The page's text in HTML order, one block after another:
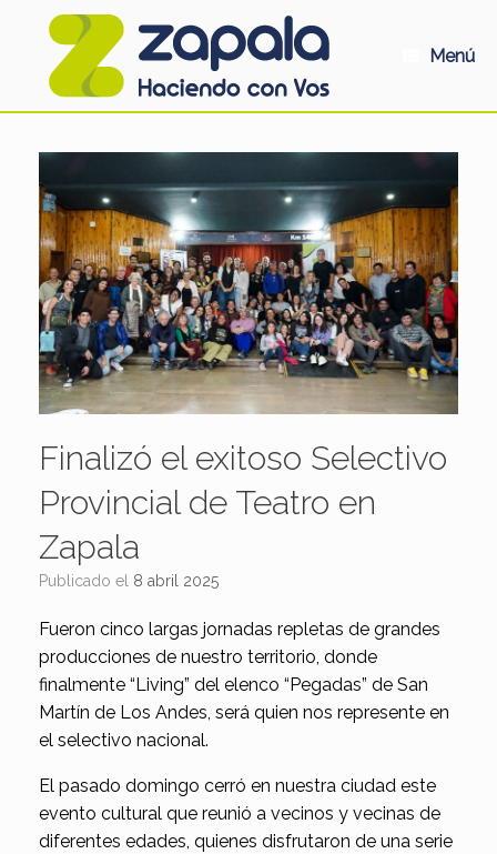
Menú
Finalizó el exitoso Selectivo
Provincial de Teatro en
Zapala
Publicado el 8 abril 2025
Fueron cinco largas jornadas repletas de grandes
producciones de nuestro territorio, donde
finalmente “Living” del elenco “Pegadas” de San
Martín de Los Andes, será quien nos represente en
el selectivo nacional.
El pasado domingo cerró en nuestra ciudad este
evento cultural que reunió a vecinos y vecinas de
diferentes edades, quienes disfrutaron de una serie